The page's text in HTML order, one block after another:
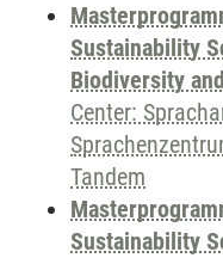
Sustainability
Biodiversity
Center:
Tandem
Sustainability